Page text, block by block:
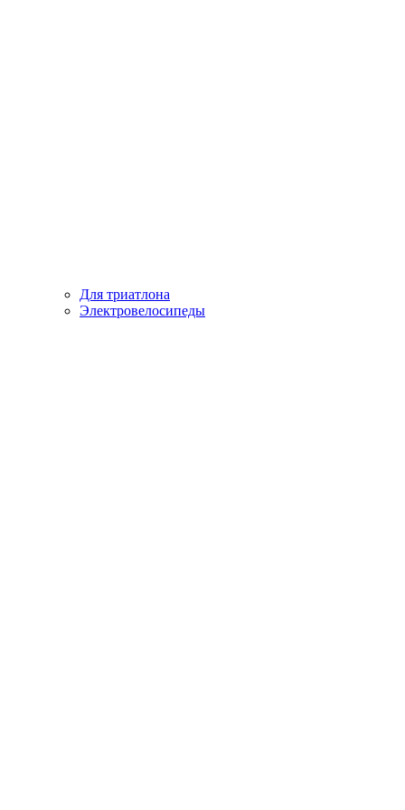
Для триатлона
Электровелосипеды